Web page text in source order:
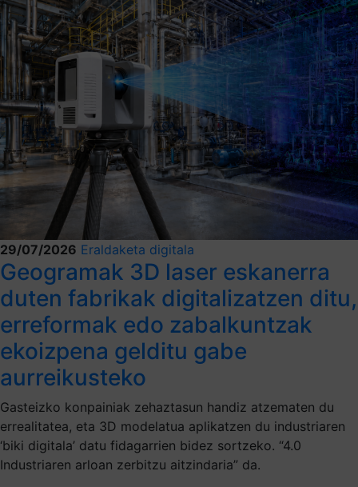
29/07/2026 Eraldaketa digitala
Geogramak 3D laser eskanerra
duten fabrikak digitalizatzen ditu,
erreformak edo zabalkuntzak
ekoizpena gelditu gabe
aurreikusteko
Gasteizko konpainiak zehaztasun handiz atzematen du
errealitatea, eta 3D modelatua aplikatzen du industriaren
‘biki digitala’ datu fidagarrien bidez sortzeko. “4.0
Industriaren arloan zerbitzu aitzindaria” da.